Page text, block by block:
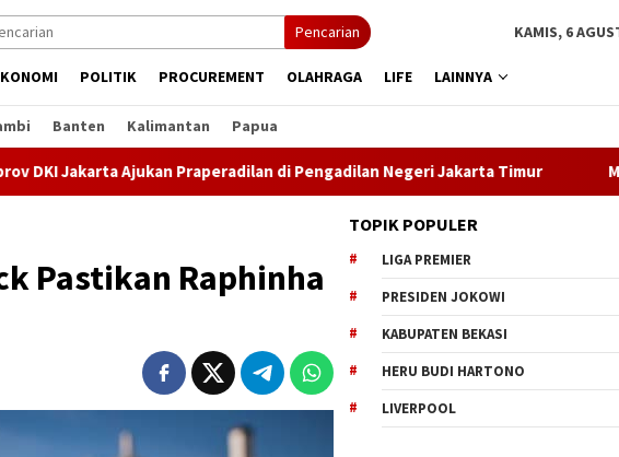
Pencarian KAMIS, 6
POLITIK PROCUREMENT OLAHRAGA LIFE LAINNYA
Banten Kalimantan Papua
Ajukan Praperadilan di Pengadilan Negeri Jakarta Timur MK
Pastikan Raphinha
TOPIK POPULER
LIGA PREMIER
PRESIDEN JOKOWI
KABUPATEN BEKASI
HERU BUDI HARTONO
LIVERPOOL